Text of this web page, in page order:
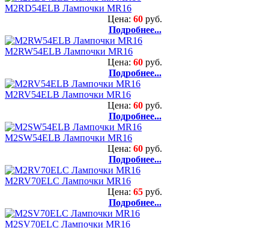
M2RD54ELB Лампочки MR16
Цена: 60 руб.
Подробнее...
M2RW54ELB Лампочки MR16
Цена: 60 руб.
Подробнее...
M2RV54ELB Лампочки MR16
Цена: 60 руб.
Подробнее...
M2SW54ELB Лампочки MR16
Цена: 60 руб.
Подробнее...
M2RV70ELC Лампочки MR16
Цена: 65 руб.
Подробнее...
M2SV70ELC Лампочки MR16